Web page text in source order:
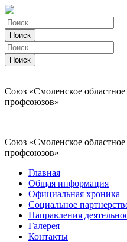
Поиск
Поиск
Поиск
Поиск
Союз «Смоленское
профсоюзов»
Союз «Смоленское
профсоюзов»
Главная
Общая информация
Официальная хроника
Социальное
Направления
Галерея
Контакты